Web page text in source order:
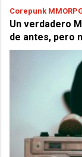
Corepunk
Un verdadero
de antes, pero